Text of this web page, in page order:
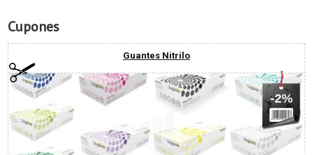
Cupones
Guantes Nitrilo
-2%